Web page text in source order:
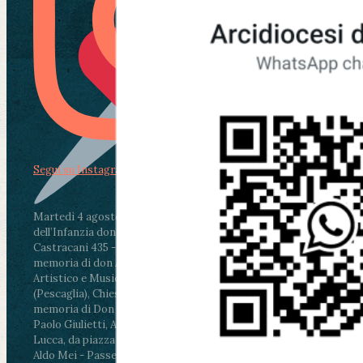
Martedì 4 agosto2026
ore 11:30 - Lucca, Scuola
dell’Infanzia don Aldo Mei - Viale Castruccio
Castracani 435 - Inaugurazione murales in
memoria di don Aldo Mei curato dal Liceo
Artistico e Musicale “Passaglia”
ore 18 - Fiano
(Pescaglia), Chiesa parrocchiale - Messa in
memoria di Don Aldo Mei celebrata da mons.
Paolo Giulietti, Arcivescovo di Lucca
ore 20.30 -
Lucca, da piazza San Michele al Cippo di don
Aldo Mei - Passeggiata della Memoria in alcuni
Segui su Instagram